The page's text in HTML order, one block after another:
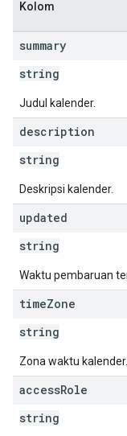
Kolom
summary
string
Judul kalender.
description
string
Deskripsi kalender.
updated
string
Waktu pembaruan
timeZone
string
Zona waktu kalender.
accessRole
string